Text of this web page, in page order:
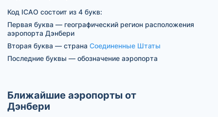
Код ICAO состоит из 4 букв:
Первая буква — географический регион расположения
аэропорта Дэнбери
Вторая буква — страна Соединенные Штаты
Последние буквы — обозначение аэропорта
Ближайшие аэропорты от
Дэнбери